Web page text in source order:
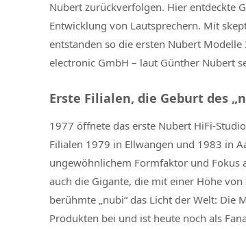
Nubert zurückverfolgen. Hier entdeckte
Entwicklung von Lautsprechern. Mit
entstanden so die ersten Nubert
electronic GmbH – laut Günther Nubert
Erste Filialen, die Geburt des
1977 öffnete das erste Nubert HiFi-
Filialen 1979 in Ellwangen und 1983 in
ungewöhnlichem Formfaktor und Fokus
auch die Gigante, die mit einer Höhe
berühmte „nubi“ das Licht der Welt: Die
Produkten bei und ist heute noch als